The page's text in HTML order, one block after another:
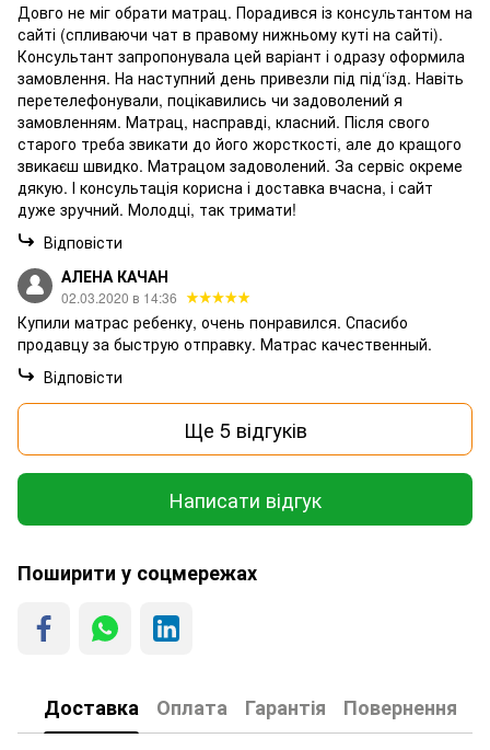
Довго не міг обрати матрац. Порадився із консультантом на
сайті (спливаючи чат в правому нижньому куті на сайті).
Консультант запропонувала цей варіант і одразу оформила
замовлення. На наступний день привезли під під‘їзд. Навіть
перетелефонували, поцікавились чи задоволений я
замовленням. Матрац, насправді, класний. Після свого
старого треба звикати до його жорсткості, але до кращого
звикаєш швидко. Матрацом задоволений. За сервіс окреме
дякую. І консультація корисна і доставка вчасна, і сайт
дуже зручний. Молодці, так тримати!
Відповісти
АЛЕНА КАЧАН
02.03.2020 в 14:36
Купили матрас ребенку, очень понравился. Спасибо
продавцу за быструю отправку. Матрас качественный.
Відповісти
Ще 5 відгуків
Написати відгук
Поширити у соцмережах
Доставка Оплата Гарантія Повернення